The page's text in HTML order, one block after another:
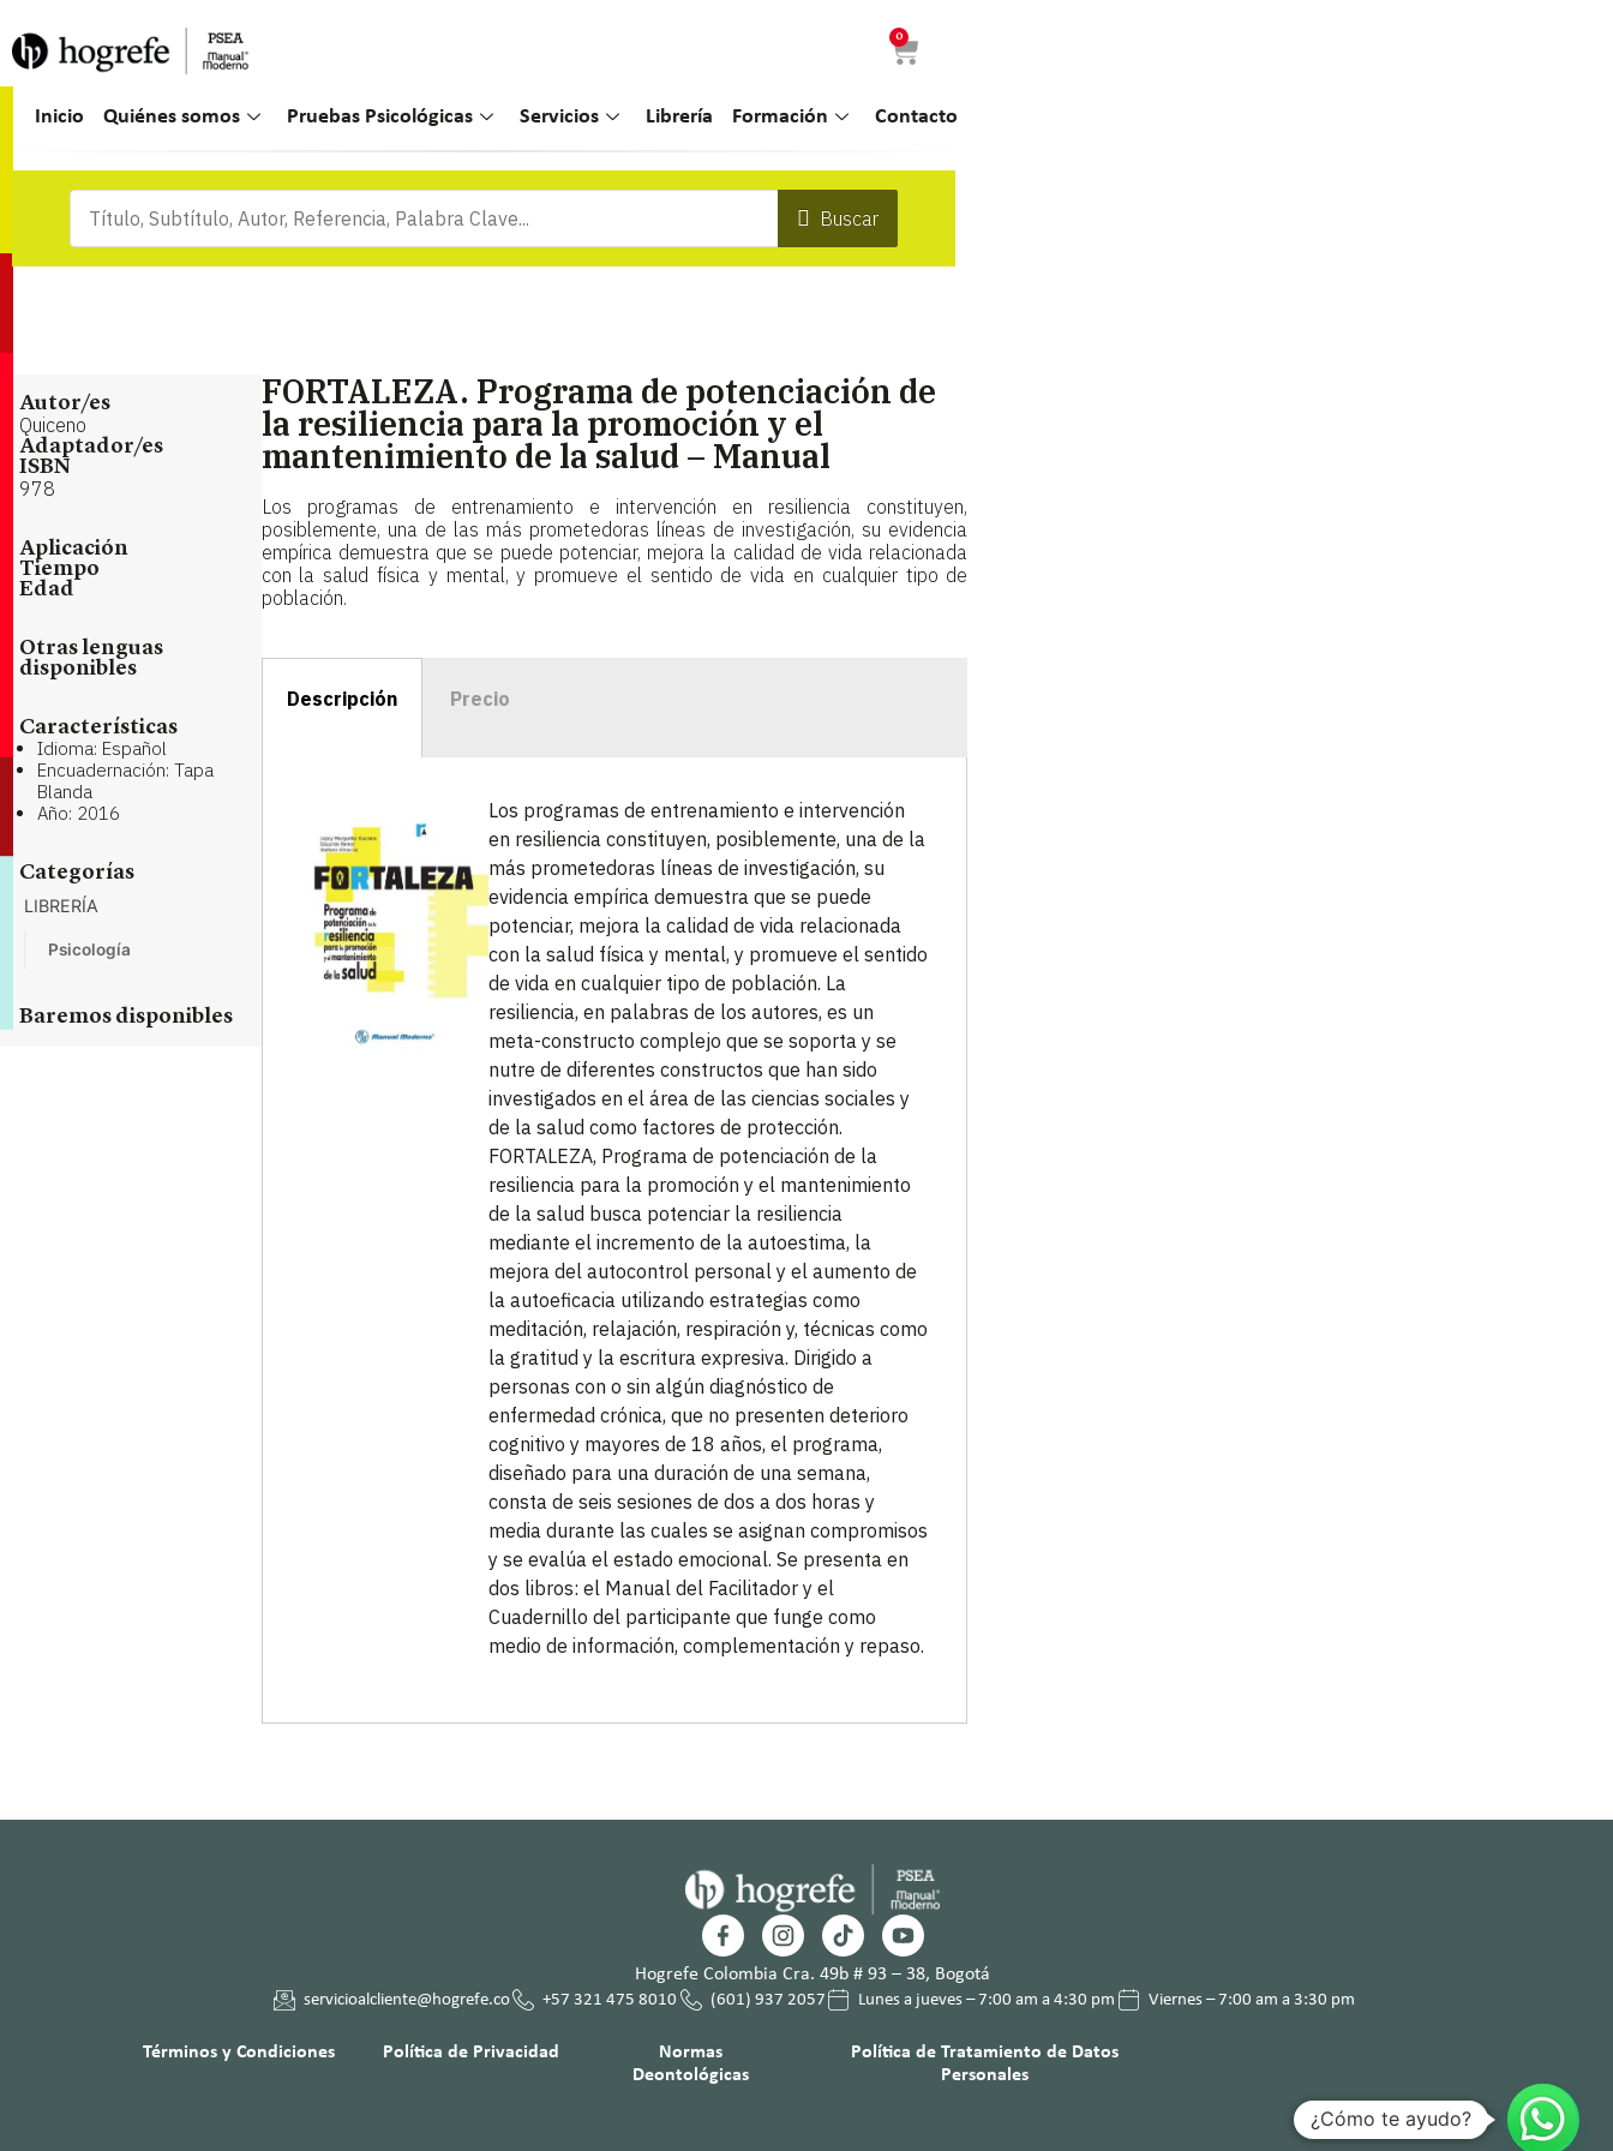
0
Inicio Quiénes somos Pruebas Psicológicas Servicios Librería Formación Contacto
Buscar
Autor/es
Quiceno
Adaptador/es
ISBN
978
Aplicación
Tiempo
Edad
Otras lenguas
disponibles
Características
Idioma: Español
Encuadernación: Tapa
Blanda
Año: 2016
Categorías
LIBRERÍA
Psicología
Baremos disponibles
FORTALEZA. Programa de potenciación de
la resiliencia para la promoción y el
mantenimiento de la salud – Manual
Los programas de entrenamiento e intervención en resiliencia constituyen,
posiblemente, una de las más prometedoras líneas de investigación, su evidencia
empírica demuestra que se puede potenciar, mejora la calidad de vida relacionada
con la salud física y mental, y promueve el sentido de vida en cualquier tipo de
población.
Descripción Precio
Los programas de entrenamiento e intervención
en resiliencia constituyen, posiblemente, una de la
más prometedoras líneas de investigación, su
evidencia empírica demuestra que se puede
potenciar, mejora la calidad de vida relacionada
con la salud física y mental, y promueve el sentido
de vida en cualquier tipo de población. La
resiliencia, en palabras de los autores, es un
meta-constructo complejo que se soporta y se
nutre de diferentes constructos que han sido
investigados en el área de las ciencias sociales y
de la salud como factores de protección.
FORTALEZA, Programa de potenciación de la
resiliencia para la promoción y el mantenimiento
de la salud busca potenciar la resiliencia
mediante el incremento de la autoestima, la
mejora del autocontrol personal y el aumento de
la autoeficacia utilizando estrategias como
meditación, relajación, respiración y, técnicas como
la gratitud y la escritura expresiva. Dirigido a
personas con o sin algún diagnóstico de
enfermedad crónica, que no presenten deterioro
cognitivo y mayores de 18 años, el programa,
diseñado para una duración de una semana,
consta de seis sesiones de dos a dos horas y
media durante las cuales se asignan compromisos
y se evalúa el estado emocional. Se presenta en
dos libros: el Manual del Facilitador y el
Cuadernillo del participante que funge como
medio de información, complementación y repaso.
Hogrefe Colombia Cra. 49b # 93 – 38, Bogotá
servicioalcliente@hogrefe.co +57 321 475 8010 (601) 937 2057 Lunes a jueves – 7:00 am a 4:30 pm Viernes – 7:00 am a 3:30 pm
Términos y Condiciones Política de Privacidad
Normas
Deontológicas
Política de Tratamiento de Datos
Personales
¿Cómo te ayudo?